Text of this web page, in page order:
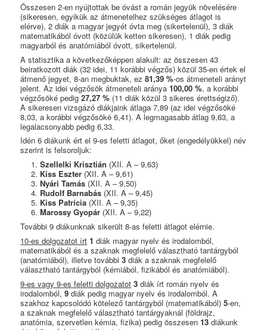
Összesen 2-en nyújtottak be óvást a román jegyük növelésére
(sikeresen, egyikük az átmenetelhez szükséges átlagot is
elérve), 2 diák a magyar jegyét óvta meg (sikertelenül), 3 diák
matematikából óvott (közülük ketten sikeresen), 1 diák pedig
magyarból és anatómiából óvott, sikertelenül.
A statisztika a következőképpen alakult: az összesen 43
beiratkozott diák (32 idei, 11 korábbi végzős) közül 35-en értek el
átmenő jegyet, 8-an megbuktak, ez81,39 %-os átmeneteli arányt
jelent. Az idei végzősök átmeneteli aránya100,00 %, a korábbi
végzősöké pedig27,27 % (11 diák közül 3 sikeres érettségiző).
A sikeresen vizsgázó diákjaink átlaga 7,89 (az idei végzősöké
8,03, a korábbi végzősöké 6,41). A legmagasabb átlag 9,63, a
legalacsonyabb pedig 6,33.
Idén 6 diákunk ért el 9-es feletti átlagot, őket (engedélyükkel) név
szerint is felsoroljuk:
Szellelki Krisztián (XII. A – 9,63)
Kiss Eszter(XII. A – 9,61)
Nyári Tamás(XII. A – 9,50)
Rudolf Barnabás(XII. A – 9,45)
Kiss Patrícia(XII. A – 9,35)
Marossy Gyopár(XII. A – 9,22)
További 9 diákunknak sikerült 8-as feletti átlagot elérnie.
10-es dolgozatot írt 1 diák magyar nyelv és irodalomból,
matematikából és a szaknak megfelelő választható tantárgyból
(anatómiából), illetve további3 diák a szaknak megfelelő
választható tantárgyból (kémiából, fizikából és anatómiából).
9-es vagy 9-es feletti dolgozatot 3 diák írt román nyelv és
irodalomból,9 diák pedig magyar nyelv és irodalomból. A
szakhoz kapcsolódó kötelező tantárgyból (matematikából)5-en,
a szaknak megfelelő választható tantárgyaknál (földrajz,
anatómia, szervetlen kémia, fizika) pedig összesen13 diákunk